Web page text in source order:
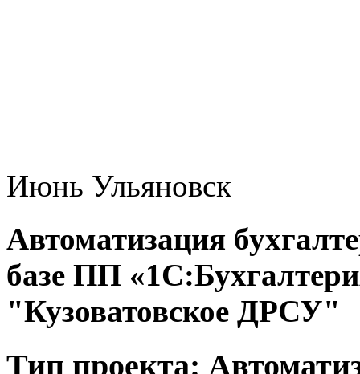
Июнь Ульяновск
Автоматизация
базе ПП
"Кузоватовское ДРСУ"
Тип проекта: